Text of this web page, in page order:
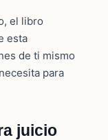
el libro
esta
de ti mismo
para
juicio